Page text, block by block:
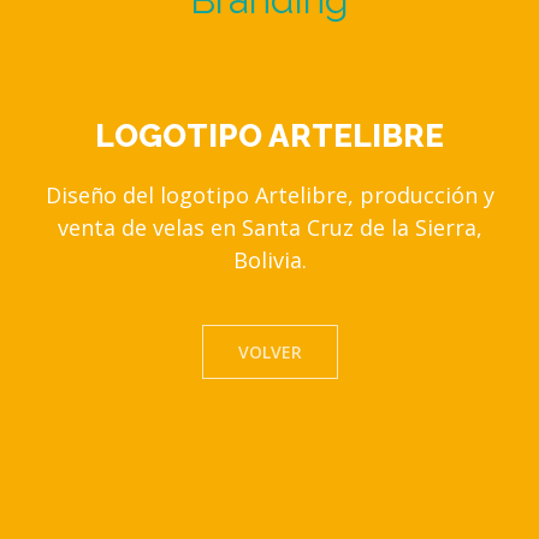
LOGOTIPO ARTELIBRE
Diseño del logotipo Artelibre, producción y
venta de velas en Santa Cruz de la Sierra,
Bolivia.
VOLVER